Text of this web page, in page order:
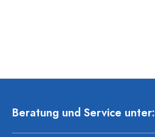
Beratung und Service unter: